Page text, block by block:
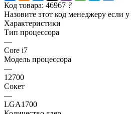
Код товара: 46967 ?
Назовите этот код менеджеру если
Характеристики
Тип процессора
—
Core i7
Модель процессора
—
12700
Сокет
—
LGA1700